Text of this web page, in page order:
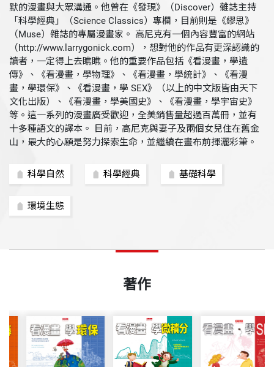
默的漫畫與大眾溝通。他曾在《發現》（Discover）雜誌主持
「科學經典」（Science Classics）專欄，目前則是《繆思》
（Muse）雜誌的專屬漫畫家。 高尼克有一個內容豐富的網站
（http://www.larrygonick.com），想對他的作品有更深認識的
讀者，一定得上去瞧瞧。他的重要作品包括《看漫畫，學遺
傳》、《看漫畫，學物理》、《看漫畫，學統計》、《看漫
畫，學環保》、《看漫畫，學 SEX》（以上的中文版皆由天下
文化出版）、《看漫畫，學美國史》、《看漫畫，學宇宙史》
等。這一系列的漫畫廣受歡迎，全美銷售量超過百萬冊，並有
十多種語文的譯本。 目前，高尼克與妻子及兩個女兒住在舊金
山，最大的心願是努力探索生命，並繼續在畫布前揮灑彩筆。
科學自然 科學經典 基礎科學
環境生態
著作